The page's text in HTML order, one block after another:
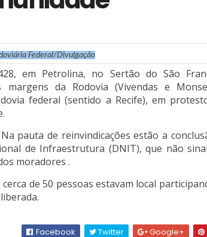
Federal/Divulgação
em Petrolina, no Sertão do São
da Rodovia (Vivendas e
federal (sentido a Recife), em
pauta de reinvindicações estão a
de Infraestrutura (DNIT), que não
moradores .
de 50 pessoas estavam local
Facebook Twitter Google+